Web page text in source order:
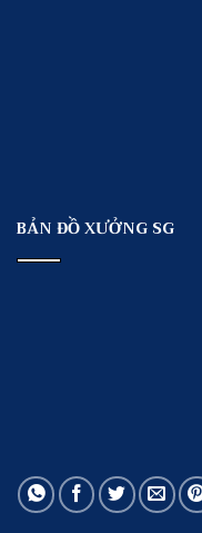
BẢN ĐỒ XƯỞNG SG